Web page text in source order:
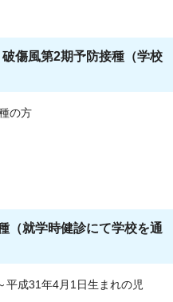
傷風第2期予防接種（学校
の方
就学時健診にて学校を通
平成31年4月1日生まれの児